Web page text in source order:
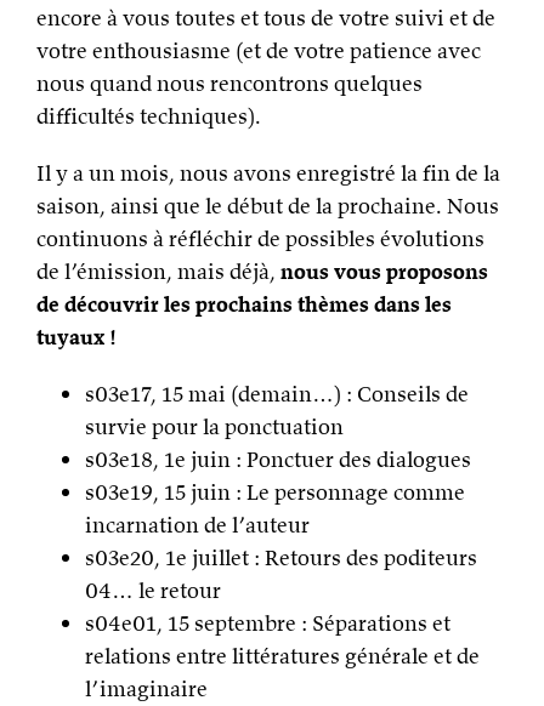
encore à vous toutes et tous de votre suivi et de
votre enthousiasme (et de votre patience avec
nous quand nous rencontrons quelques
difficultés techniques).
Il y a un mois, nous avons enregistré la fin de la
saison, ainsi que le début de la prochaine. Nous
continuons à réfléchir de possibles évolutions
de l’émission, mais déjà, nous vous proposons
de découvrir les prochains thèmes dans les
tuyaux !
s03e17, 15 mai (demain…) : Conseils de
survie pour la ponctuation
s03e18, 1e juin : Ponctuer des dialogues
s03e19, 15 juin : Le personnage comme
incarnation de l’auteur
s03e20, 1e juillet : Retours des poditeurs
04… le retour
s04e01, 15 septembre : Séparations et
relations entre littératures générale et de
l’imaginaire